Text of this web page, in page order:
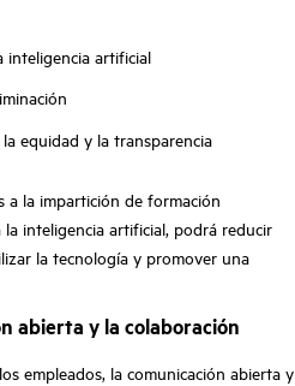
inteligencia artificial
equidad y la transparencia
a la impartición de formación
inteligencia artificial, podrá reducir
la tecnología y promover una
abierta y la colaboración
empleados, la comunicación abierta y